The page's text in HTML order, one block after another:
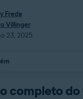
Freda
Villinger
23, 2025
completo